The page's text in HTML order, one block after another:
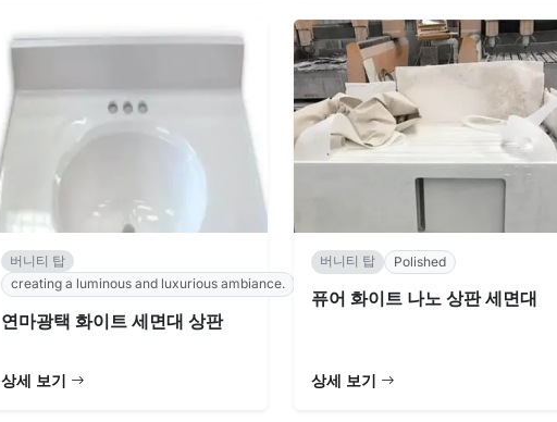
버니티 탑
creating a luminous and luxurious ambiance.
연마광택 화이트 세면대 상판
상세 보기
버니티 탑 Polished
퓨어 화이트 나노 상판 세면대
상세 보기